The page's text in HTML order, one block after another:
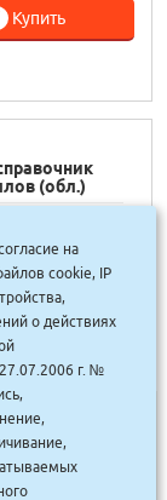
Купить
(обл.)
Купитьна
cookie, IP
о действиях
г. №